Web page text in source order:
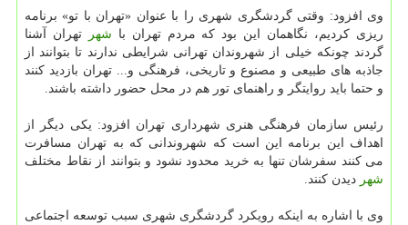
وی افزود: وقتی گردشگری شهری را با عنوان «تهران با تو» برنامه
ریزی كردیم، نگاهمان این بود كه مردم تهران با شهر
تهران آشنا
گردند چونكه خیلی از شهروندان تهرانی شرایطی ندارند تا بتوانند از
جاذبه های طبیعی و مصنوع و تاریخی، فرهنگی و... تهران بازدید كنند
و حتما باید روایتگر و راهنمای تور هم در محل حضور داشته باشند.
رئیس سازمان فرهنگی هنری شهرداری تهران افزود: یكی دیگر از
اهداف این برنامه این است كه شهروندانی كه به تهران مسافرت
می كنند سفرشان تنها به خرید محدود نشود و بتوانند از نقاط مختلف
شهر دیدن كنند.
وی با اشاره به اینكه رویكرد گردشگری شهری سبب توسعه اجتماعی